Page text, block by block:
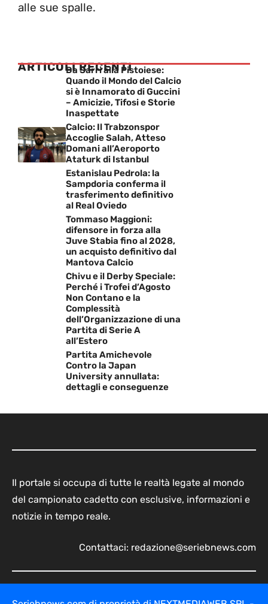
alle sue spalle.
ARTICOLI RECENTI
Da Sarri alla Pistoiese:
Quando il Mondo del Calcio
si è Innamorato di Guccini
– Amicizie, Tifosi e Storie
Inaspettate
Calcio: Il Trabzonspor
Accoglie Salah, Atteso
Domani all’Aeroporto
Ataturk di Istanbul
Estanislau Pedrola: la
Sampdoria conferma il
trasferimento definitivo
al Real Oviedo
Tommaso Maggioni:
difensore in forza alla
Juve Stabia fino al 2028,
un acquisto definitivo dal
Mantova Calcio
Chivu e il Derby Speciale:
Perché i Trofei d’Agosto
Non Contano e la
Complessità
dell’Organizzazione di una
Partita di Serie A
all’Estero
Partita Amichevole
Contro la Japan
University annullata:
dettagli e conseguenze
Il portale si occupa di tutte le realtà legate al mondo
del campionato cadetto con esclusive, informazioni e
notizie in tempo reale.
Contattaci: redazione@seriebnews.com